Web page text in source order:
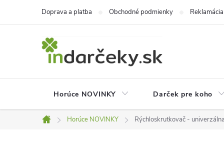
Doprava a platba Obchodné podmienky
Horúce NOVINKY Darček pre koho
Domov
Horúce NOVINKY Rýchloskrutkovač -